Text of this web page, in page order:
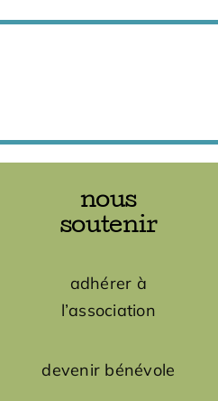
nous
soutenir
adhérer à
l’association
devenir bénévole